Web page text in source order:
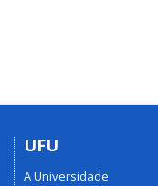
UFU
A Universidade